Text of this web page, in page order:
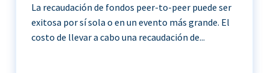
La recaudación de fondos peer-to-peer puede ser
exitosa por sí sola o en un evento más grande. El
costo de llevar a cabo una recaudación de...